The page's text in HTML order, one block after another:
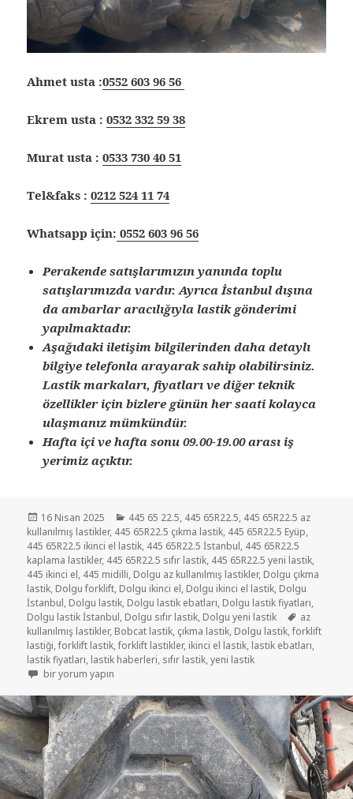
Ahmet usta :0552 603 96 56
Ekrem usta :0532 332 59 38
Murat usta :0533 730 40 51
Tel&faks :0212 524 11 74
Whatsapp için: 0552 603 96 56
Perakende satışlarımızın yanında toplu
satışlarımızda vardır. Ayrıca İstanbul dışına
da ambarlar aracılığıyla lastik gönderimi
yapılmaktadır.
Aşağıdaki iletişim bilgilerinden daha detaylı
bilgiye telefonla arayarak sahip olabilirsiniz.
Lastik markaları, fiyatları ve diğer teknik
özellikler için bizlere günün her saati kolayca
ulaşmanız mümkündür.
Hafta içi ve hafta sonu 09.00-19.00 arası iş
yerimiz açıktır.
Yayın
tarihi
16 Nisan 2025 Kategoriler
445 65 22.5, 445 65R22.5, 445 65R22.5 az
kullanılmış lastikler, 445 65R22.5 çıkma lastik, 445 65R22.5 Eyüp,
445 65R22.5 ikinci el lastik, 445 65R22.5 İstanbul, 445 65R22.5
kaplama lastikler, 445 65R22.5 sıfır lastik, 445 65R22.5 yeni lastik,
445 ikinci el, 445 midilli, Dolgu az kullanılmış lastikler, Dolgu çıkma
lastik, Dolgu forklift, Dolgu ikinci el, Dolgu ikinci el lastik, Dolgu
İstanbul, Dolgu lastik, Dolgu lastik ebatları, Dolgu lastik fiyatları,
Dolgu lastik İstanbul, Dolgu sıfır lastik, Dolgu yeni lastik Etiketler
az
kullanılmış lastikler, Bobcat lastik, çıkma lastik, Dolgu lastik,forklift
lastiği,forklift lastik,forklift lastikler, ikinci el lastik, lastik ebatları,
lastik fiyatları, lastik haberleri, sıfır lastik,yeni lastik
445-65-22.5 ÇIKMA LASTİKLER için
bir yorum yapın